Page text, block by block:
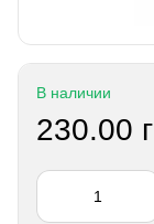
В наличии
230.00